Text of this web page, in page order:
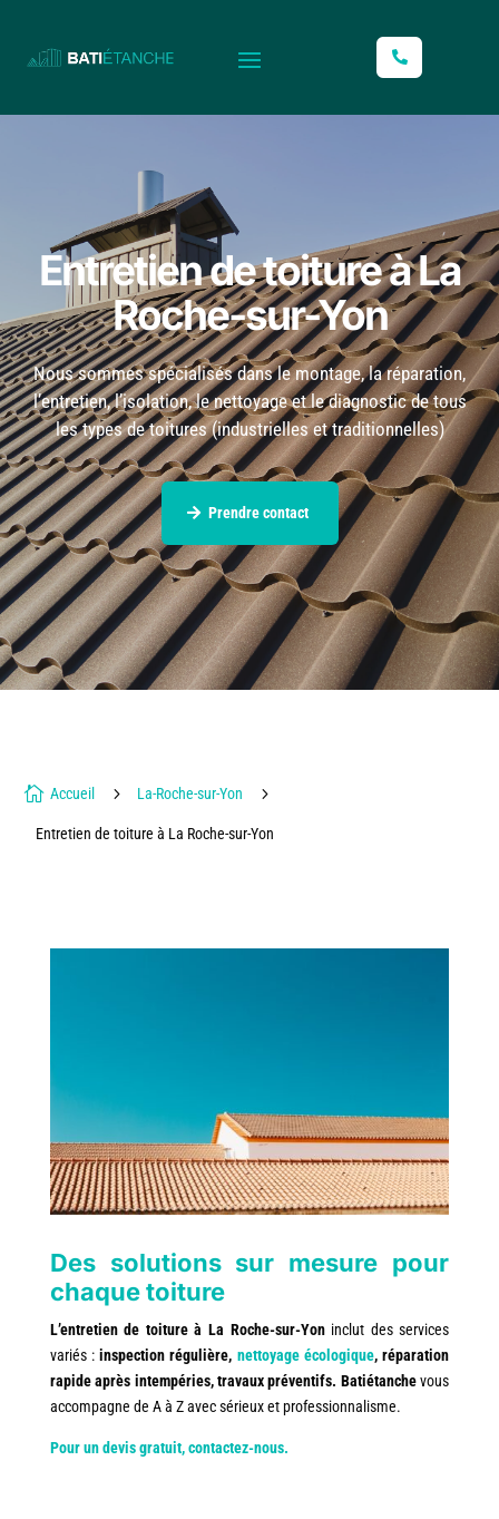
Entretien de toiture à La
Roche-sur-Yon
Nous sommes spécialisés dans le montage, la réparation,
l’entretien, l’isolation, le nettoyage et le diagnostic de tous
les types de toitures (industrielles et traditionnelles)
Prendre contact
 Accueil 5 La-Roche-sur-Yon 5
Entretien de toiture à La Roche-sur-Yon
Des solutions sur mesure pour
chaque toiture
L’entretien de toiture à La Roche-sur-Yon inclut des services
variés : inspection régulière, nettoyage écologique, réparation
rapide après intempéries, travaux préventifs. Batiétanche vous
accompagne de A à Z avec sérieux et professionnalisme.
Pour un devis gratuit, contactez-nous.